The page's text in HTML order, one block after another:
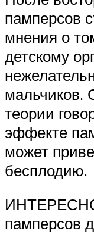
памперсов
мнения о
детскому
мальчиков.
теории
эффекте
может
бесплодию.
памперсов